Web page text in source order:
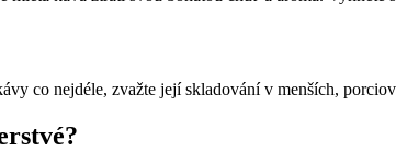
co nejdéle, zvažte její skladování v menších,